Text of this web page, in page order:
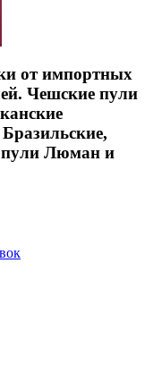
от импортных
Чешские пули
пули Люман и